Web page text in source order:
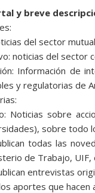
y breve
del sector mutual
noticias del sector
Información de
y regulatorias de
Noticias sobre
sobre todo
todas las
de Trabajo, UIF,
entrevistas
los aportes que